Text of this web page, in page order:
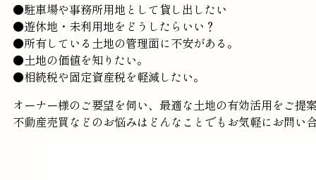
●駐車場や事務所用地として貸し出したい
●遊休地・未利用地をどうしたらいい？
●所有している土地の管理面に不安がある。
●土地の価値を知りたい。
●相続税や固定資産税を軽減したい。
オーナー様のご要望を伺い、最適な土地の有効活用をご提
不動産売買などのお悩みはどんなことでもお気軽にお問い